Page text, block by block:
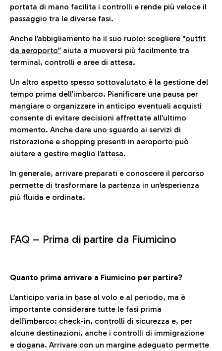
portata di mano facilita i controlli e rende più veloce il
passaggio tra le diverse fasi.
Anche l’abbigliamento ha il suo ruolo: scegliere "outfit
da aeroporto” aiuta a muoversi più facilmente tra
terminal, controlli e aree di attesa.
Un altro aspetto spesso sottovalutato è la gestione del
tempo prima dell’imbarco. Pianificare una pausa per
mangiare o organizzare in anticipo eventuali acquisti
consente di evitare decisioni affrettate all’ultimo
momento. Anche dare uno sguardo ai servizi di
ristorazione e shopping presenti in aeroporto può
aiutare a gestire meglio l’attesa.
In generale, arrivare preparati e conoscere il percorso
permette di trasformare la partenza in un’esperienza
più fluida e ordinata.
FAQ – Prima di partire da Fiumicino
Quanto prima arrivare a Fiumicino per partire?
L’anticipo varia in base al volo e al periodo, ma è
importante considerare tutte le fasi prima
dell’imbarco: check-in, controlli di sicurezza e, per
alcune destinazioni, anche i controlli di immigrazione
e dogana. Arrivare con un margine adeguato permette